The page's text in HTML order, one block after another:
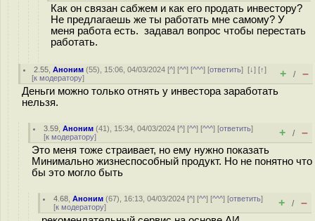
Как он связан сабжем и как его продать инвестору?
Не предлагаешь же ты работать мне самому? У
меня работа есть. задавал вопрос чтобы перестать
работать.
2.55 ,Аноним (55), 15:06, 04/03/2024 [^] [^^] [^^^] [ответить][↓] [↑]
[к модератору] + / –
Деньги можно только отнять у инвестора заработать
нельзя.
3.59 ,Аноним (41), 15:34, 04/03/2024 [^] [^^] [^^^] [ответить]
[к модератору] + / –
Это меня тоже страивает, но ему нужно показать
Минимально жизнеспособный продукт. Но не понятно что
бы это могло быть
4.68 ,Аноним (67), 16:13, 04/03/2024 [^] [^^] [^^^] [ответить]
[к модератору] + / –